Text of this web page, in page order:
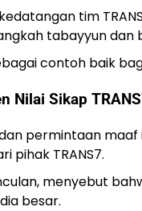
tim
tabayyun dan
contoh baik
Nilai Sikap
permintaan maaf
pihak TRANS7.
menyebut
besar.